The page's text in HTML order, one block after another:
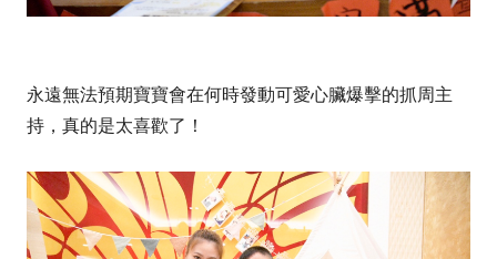
永遠無法預期寶寶會在何時發動可愛心臟爆擊的抓周主
持，真的是太喜歡了！